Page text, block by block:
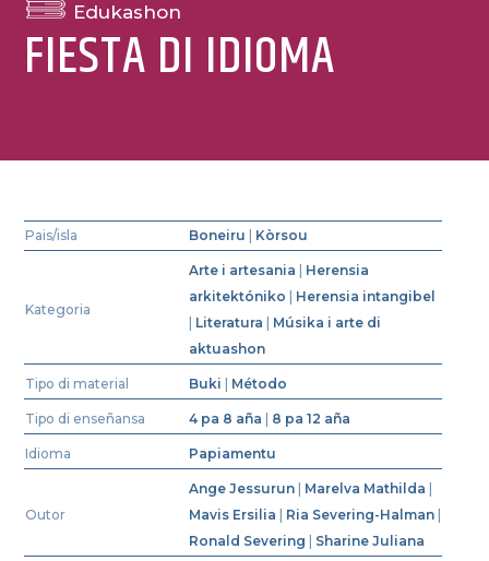
Edukashon
FIESTA DI IDIOMA
Pais/isla Boneiru Kòrsou
Kategoria
Arte i artesania
Herensia
arkitektóniko
Herensia intangibel
Literatura
Músika i arte di
aktuashon
Tipo di material Buki Método
Tipo di enseñansa 4 pa 8 aña 8 pa 12 aña
Idioma Papiamentu
Outor
Ange Jessurun Marelva Mathilda
Mavis Ersilia
Ria Severing-Halman
Ronald Severing
Sharine Juliana